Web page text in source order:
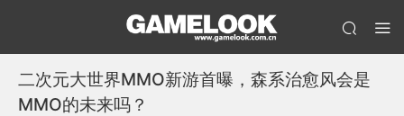
二次元大世界MMO新游首曝，森系治愈风会是
MMO的未来吗？